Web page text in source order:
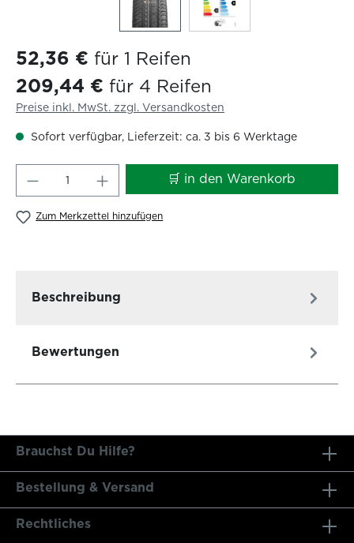
52,36 € für 1 Reifen
209,44 € für 4 Reifen
Preise inkl. MwSt. zzgl. Versandkosten
Sofort verfügbar, Lieferzeit: ca. 3 bis 6 Werktage
Produkt Anzahl: Gib den🛒 in den Warenkorb
Zum Merkzettel hinzufügen
Beschreibung
Bewertungen
Brauchst Du Hilfe?
Bestellung & Versand
Rechtliches